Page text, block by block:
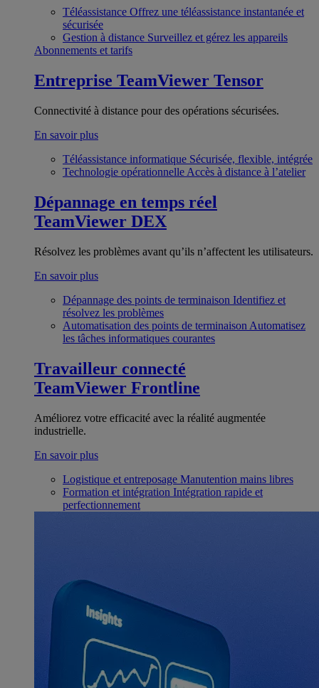
Téléassistance Offrez une téléassistance instantanée et
sécurisée
Gestion à distance Surveillez et gérez les appareils
Abonnements et tarifs
Entreprise TeamViewer Tensor
Connectivité à distance pour des opérations sécurisées.
En savoir plus
Téléassistance informatique Sécurisée, flexible, intégrée
Technologie opérationnelle Accès à distance à l’atelier
Dépannage en temps réel
TeamViewer DEX
Résolvez les problèmes avant qu’ils n’affectent les utilisateurs.
En savoir plus
Dépannage des points de terminaison Identifiez et
résolvez les problèmes
Automatisation des points de terminaison Automatisez
les tâches informatiques courantes
Travailleur connecté
TeamViewer Frontline
Améliorez votre efficacité avec la réalité augmentée
industrielle.
En savoir plus
Logistique et entreposage Manutention mains libres
Formation et intégration Intégration rapide et
perfectionnement